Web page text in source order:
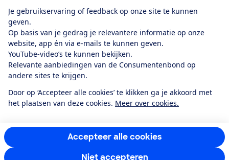
Je gebruikservaring of feedback op onze site te kunnen
geven.
Op basis van je gedrag je relevantere informatie op onze
website, app én via e-mails te kunnen geven.
YouTube-video’s te kunnen bekijken.
Relevante aanbiedingen van de Consumentenbond op
andere sites te krijgen.
Door op ‘Accepteer alle cookies’ te klikken ga je akkoord met
het plaatsen van deze cookies. Meer over cookies.
Accepteer alle cookies
Niet accepteren
app
Algemene Voorwaarden
Privacyverklaring
Cookiebeleid
Privacyvoorkeuren
Toegankelijkheid
RSS-feed nieuws
FacebookTwitterInstagram
YoutubeLinkedIn
12.901consumentenbeoordelen de Consumentenbondmet gemiddeld